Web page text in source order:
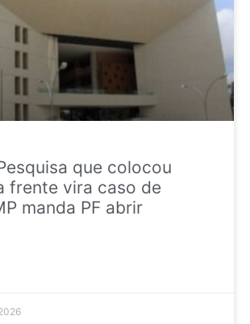
que colocou
frente vira caso de
manda PF abrir